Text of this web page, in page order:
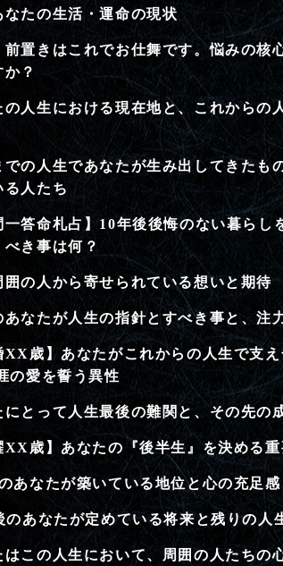
なたの生活・運命の現状
前置きはこれでお仕舞です。悩みの核
？
の人生における現在地と、これからの
での人生であなたが生み出してきたも
る人たち
一答命札占】10年後後悔のない暮らし
べき事は何？
囲の人から寄せられている想いと期待
あなたが人生の指針とすべき事と、注
XX歳】あなたがこれからの人生で支
の愛を誓う異性
にとって人生最後の難関と、その先の
XX歳】あなたの『後半生』を決める重
あなたが築いている地位と心の充足感
のあなたが定めている将来と残りの人
はこの人生において、周囲の人たちの